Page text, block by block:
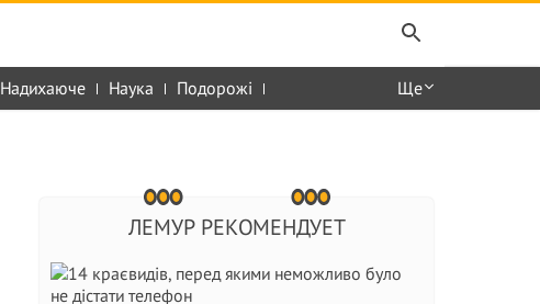
Надихаюче Наука Подорожі Ще
ЛЕМУР РЕКОМЕНДУЕТ